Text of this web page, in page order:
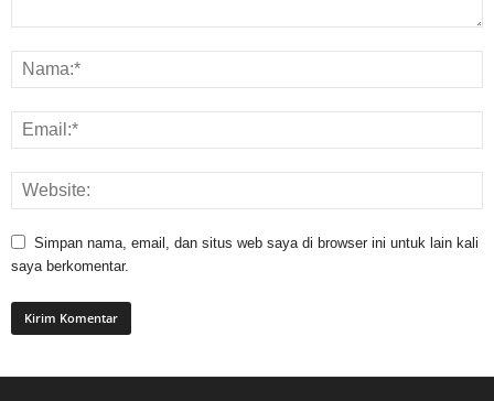
Simpan nama, email, dan situs web saya di browser ini untuk lain kali
saya berkomentar.